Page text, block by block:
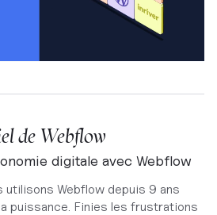
de Webflow
digitale avec Webflow
utilisons Webflow depuis 9 ans
puissance. Finies les frustrations